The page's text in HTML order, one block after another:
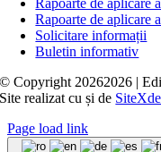
Rapoarte de aplicare
Rapoarte de aplicare
Solicitare informații
Buletin informativ
© Copyright 20262026 |
Site realizat cușide
Page load link